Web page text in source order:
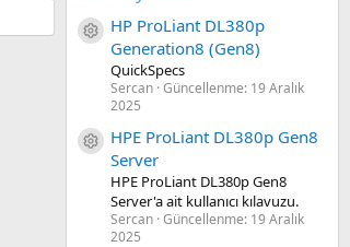
Kaynak ikon/amblem
HP ProLiant DL380p
Generation8 (Gen8)
QuickSpecs
Sercan Güncellenme: 19 Aralık
2025
Kaynak ikon/amblem
HPE ProLiant DL380p Gen8
Server
HPE ProLiant DL380p Gen8
Server'a ait kullanıcı kılavuzu.
Sercan Güncellenme: 19 Aralık
2025